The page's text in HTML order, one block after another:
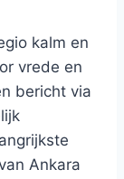
kalm en
vrede en
bericht via
Ankara